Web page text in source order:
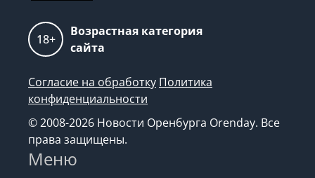
18+
Возрастная категория
сайта
Согласие на обработку Политика
конфиденциальности
© 2008-2026 Новости Оренбурга Orenday. Все
права защищены.
Меню